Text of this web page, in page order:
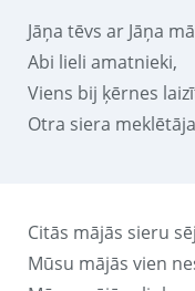
Jāņa tēvs ar Jāņa
Abi lieli amatnieki,
Viens bij ķērnes
Otra siera
Citās mājās sieru
Mūsu mājās vien